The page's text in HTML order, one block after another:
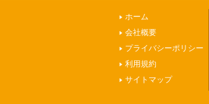
ホーム
会社概要
プライバシーポリシー
利用規約
サイトマップ